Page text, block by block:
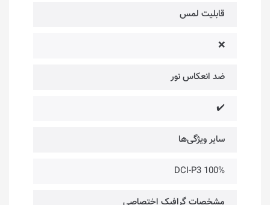
قابلیت لمس
❌
ضد انعکاس نور
✔️
سایر ویژگی‌ها
DCI-P3 100%